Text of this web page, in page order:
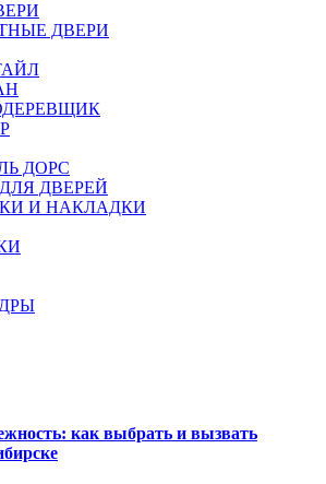
ДВЕРИ
ДОРС
ДВЕРЕЙ
И НАКЛАДКИ
как выбрать и вызвать